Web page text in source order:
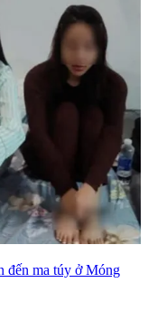
đến ma túy ở Móng